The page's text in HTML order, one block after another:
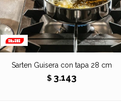
Sarten Guisera con tapa 28 cm
$ 3.143